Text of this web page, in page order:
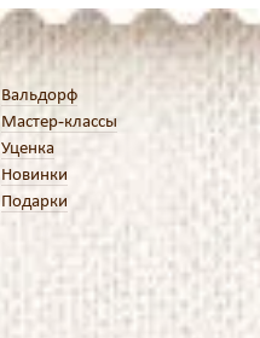
Вальдорф
Мастер-классы
Уценка
Новинки
Подарки